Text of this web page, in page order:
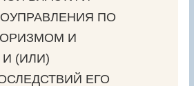
ПО
И
(ИЛИ)
ЕГО